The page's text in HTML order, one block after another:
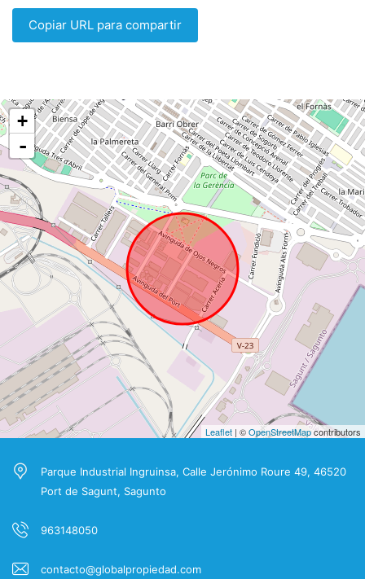
Copiar URL para compartir
+
-
Leaflet | ©OpenStreetMapcontributors
Parque Industrial Ingruinsa, Calle Jerónimo Roure 49, 46520
Port de Sagunt, Sagunto
963148050
contacto@globalpropiedad.com